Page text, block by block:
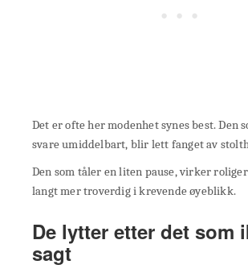
Det er ofte her modenhet synes best. Den
svare umiddelbart, blir lett fanget av
Den som tåler en liten pause, virker
langt mer troverdig i krevende øyeblikk.
De lytter etter det som
sagt